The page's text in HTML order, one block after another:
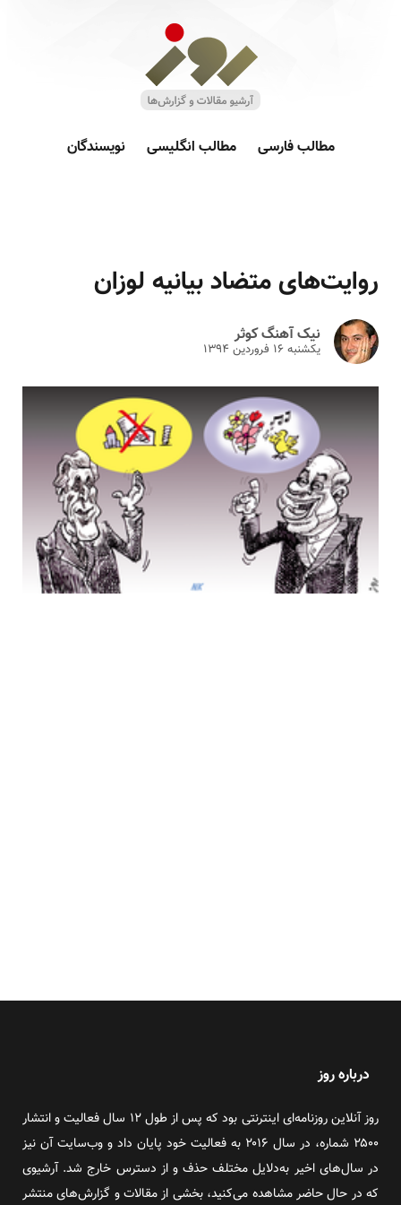
مطالب فارسی مطالب انگلیسی نویسندگان
روایت‌های متضاد بیانیه لوزان
نیک آهنگ کوثر
یکشنبه ۱۶ فروردين ۱۳۹۴
درباره روز
روز آنلاین روزنامه‌ای اینترنتی بود که پس از طول ۱۲ سال فعالیت و انتشار
۲۵۰۰ شماره، در سال ۲۰۱۶ به فعالیت خود پایان داد و وب‌سایت آن نیز
در سال‌های اخیر به‌دلایل مختلف حذف و از دسترس خارج شد. آرشیوی
که در حال حاضر مشاهده می‌کنید، بخشی از مقالات و گزارش‌های منتشر